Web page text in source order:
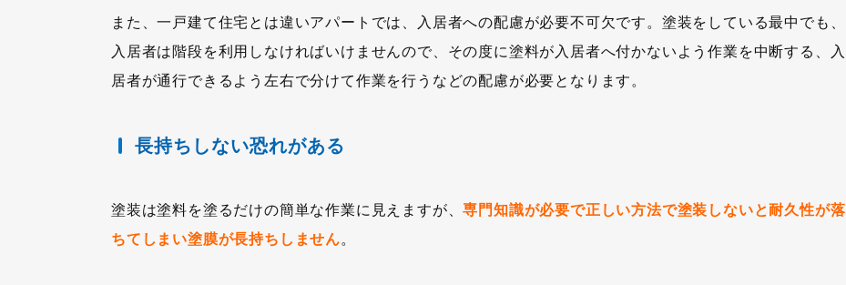
また、一戸建て住宅とは違いアパートでは、入居者への配慮が必要不可欠です。塗装をしている最中でも、
入居者は階段を利用しなければいけませんので、その度に塗料が入居者へ付かないよう作業を中断する、入
居者が通行できるよう左右で分けて作業を行うなどの配慮が必要となります。
長持ちしない恐れがある
塗装は塗料を塗るだけの簡単な作業に見えますが、専門知識が必要で正しい方法で塗装しないと耐久性が落
ちてしまい塗膜が長持ちしません。